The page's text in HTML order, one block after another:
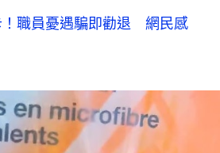
！職員憂遇騙即勸退 網民感